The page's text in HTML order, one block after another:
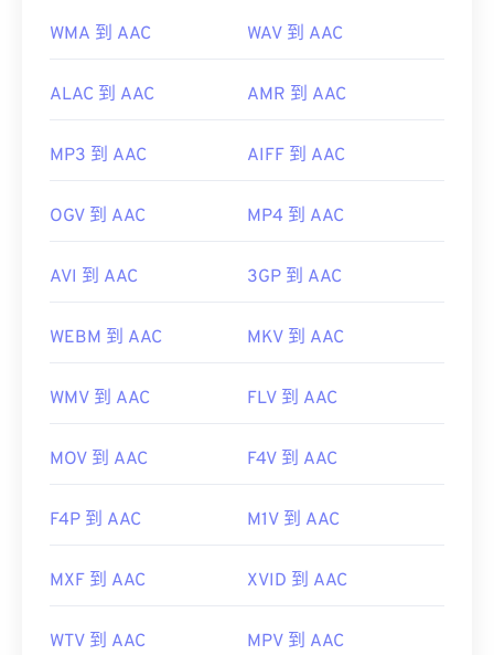
WMA 到 AAC WAV 到 AAC
ALAC 到 AAC AMR 到 AAC
MP3 到 AAC AIFF 到 AAC
OGV 到 AAC MP4 到 AAC
AVI 到 AAC 3GP 到 AAC
WEBM 到 AAC MKV 到 AAC
WMV 到 AAC FLV 到 AAC
MOV 到 AAC F4V 到 AAC
F4P 到 AAC M1V 到 AAC
MXF 到 AAC XVID 到 AAC
WTV 到 AAC MPV 到 AAC